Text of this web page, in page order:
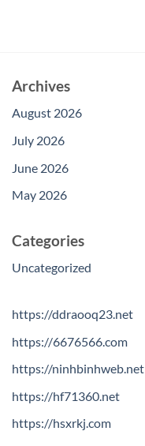
Archives
August 2026
July 2026
June 2026
May 2026
Categories
Uncategorized
https://ddraooq23.net
https://6676566.com
https://ninhbinhweb.net
https://hf71360.net
https://hsxrkj.com